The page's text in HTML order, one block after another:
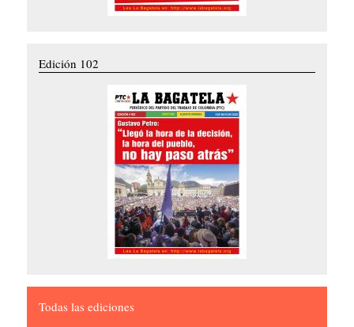
Edición 102
Todas las ediciones